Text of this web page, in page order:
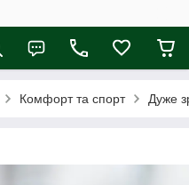
Комфорт та спорт Дуже